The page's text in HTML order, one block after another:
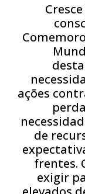
ações
de
frentes.
exigir